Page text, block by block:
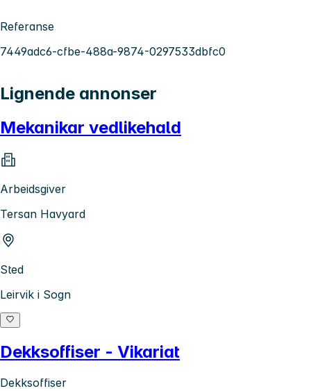
Referanse
7449adc6-cfbe-488a-9874-0297533dbfc0
Lignende annonser
Mekanikar vedlikehald
Arbeidsgiver
Tersan Havyard
Sted
Leirvik i Sogn
Dekksoffiser - Vikariat
Dekksoffiser